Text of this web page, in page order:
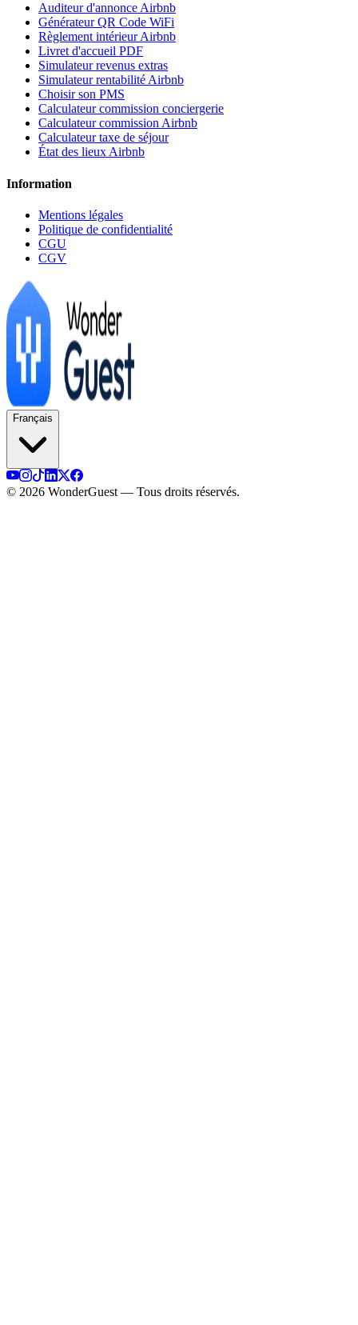
Auditeur d'annonce Airbnb
Générateur QR Code WiFi
Règlement intérieur Airbnb
Livret d'accueil PDF
Simulateur revenus extras
Simulateur rentabilité Airbnb
Choisir son PMS
Calculateur commission conciergerie
Calculateur commission Airbnb
Calculateur taxe de séjour
État des lieux Airbnb
Information
Mentions légales
Politique de confidentialité
CGU
CGV
Français
© 2026 WonderGuest — Tous droits réservés.